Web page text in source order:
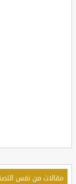
مقالات من نفس